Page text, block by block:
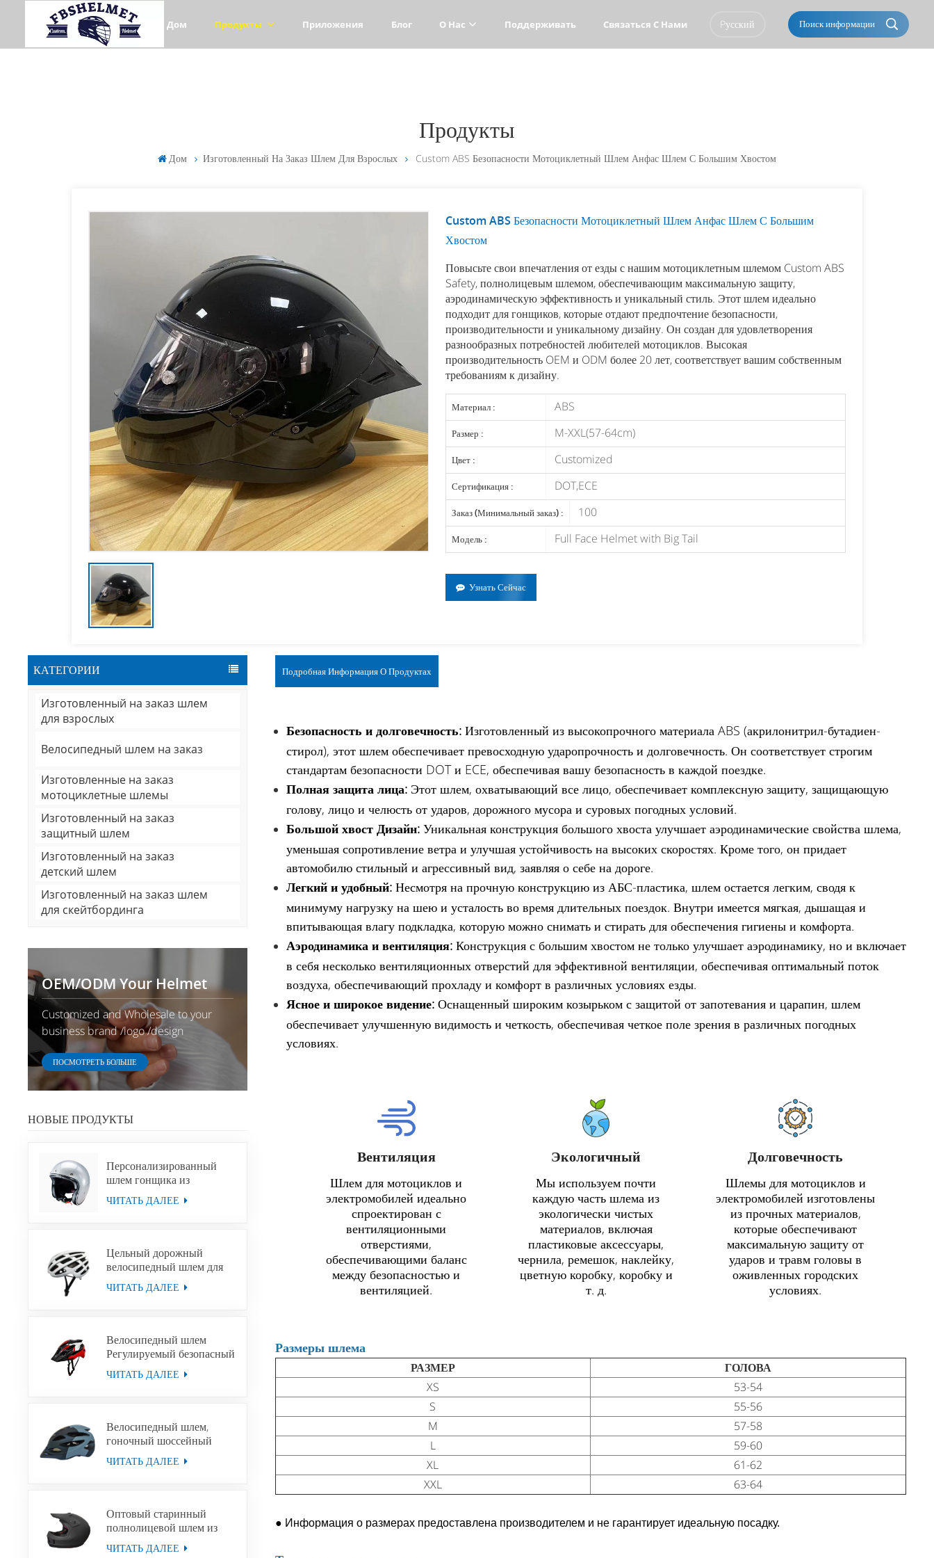
Дом Продукты Приложения Блог О Нас Поддерживать Связаться С Нами Pусский
čeština 한국의
Svenska Melayu
日本語 Nederlands
Поиск информации
Продукты
Дом Изготовленный На Заказ Шлем Для Взрослых Custom ABS Безопасности Мотоциклетный Шлем Анфас Шлем С Большим Хвостом
Custom ABS Безопасности Мотоциклетный Шлем Анфас Шлем С Большим
Хвостом
Повысьте свои впечатления от езды с нашим мотоциклетным шлемом Custom ABS
Safety, полнолицевым шлемом, обеспечивающим максимальную защиту,
аэродинамическую эффективность и уникальный стиль. Этот шлем идеально
подходит для гонщиков, которые отдают предпочтение безопасности,
производительности и уникальному дизайну. Он создан для удовлетворения
разнообразных потребностей любителей мотоциклов. Высокая
производительность OEM и ODM более 20 лет, соответствует вашим собственным
требованиям к дизайну.
Материал : ABS
Размер : M-XXL(57-64cm)
Цвет : Customized
Сертификация : DOT,ECE
Заказ (Минимальный заказ) : 100
Модель : Full Face Helmet with Big Tail
Узнать Сейчас
КАТЕГОРИИ
Изготовленный на заказ шлем
для взрослых
Велосипедный шлем на заказ
Изготовленные на заказ
мотоциклетные шлемы
Изготовленный на заказ
защитный шлем
Изготовленный на заказ
детский шлем
Изготовленный на заказ шлем
для скейтбординга
OEM/ODM Your Helmet
Customized and Wholesale to your
business brand /logo /design
ПОСМОТРЕТЬ БОЛЬШЕ
НОВЫЕ ПРОДУКТЫ
Персонализированный
шлем гонщика из
стекловолокна на заказ
ЧИТАТЬ ДАЛЕЕ
Цельный дорожный
велосипедный шлем для
взрослых, унисекс,
велосипедный шлем для
ЧИТАТЬ ДАЛЕЕ
Велосипедный шлем
Регулируемый безопасный
унисекс MTB
велосипедный скоростной
легкий велосипедный
шлем
ЧИТАТЬ ДАЛЕЕ
Велосипедный шлем,
гоночный шоссейный
велосипедный шлем для
мужчин и женщин,
ЧИТАТЬ ДАЛЕЕ
Оптовый старинный
полнолицевой шлем из
стекловолокна для
ЧИТАТЬ ДАЛЕЕ
Подробная Информация О Продуктах
Безопасность и долговечность: Изготовленный из высокопрочного материала ABS (акрилонитрил-бутадиен-
стирол), этот шлем обеспечивает превосходную ударопрочность и долговечность. Он соответствует строгим
стандартам безопасности DOT и ECE, обеспечивая вашу безопасность в каждой поездке.
Полная защита лица: Этот шлем, охватывающий все лицо, обеспечивает комплексную защиту, защищающую
голову, лицо и челюсть от ударов, дорожного мусора и суровых погодных условий.
Большой хвост Дизайн:Уникальная конструкция большого хвоста улучшает аэродинамические свойства шлема,
уменьшая сопротивление ветра и улучшая устойчивость на высоких скоростях. Кроме того, он придает
автомобилю стильный и агрессивный вид, заявляя о себе на дороге.
Легкий и удобный: Несмотря на прочную конструкцию из АБС-пластика, шлем остается легким, сводя к
минимуму нагрузку на шею и усталость во время длительных поездок. Внутри имеется мягкая, дышащая и
впитывающая влагу подкладка, которую можно снимать и стирать для обеспечения гигиены и комфорта.
Аэродинамика и вентиляция:Конструкция с большим хвостом не только улучшает аэродинамику, но и включает
в себя несколько вентиляционных отверстий для эффективной вентиляции, обеспечивая оптимальный поток
воздуха, обеспечивающий прохладу и комфорт в различных условиях езды.
Ясное и широкое видение:Оснащенный широким козырьком с защитой от запотевания и царапин, шлем
обеспечивает улучшенную видимость и четкость, обеспечивая четкое поле зрения в различных погодных
условиях.
Вентиляция
Шлем для мотоциклов и
электромобилей идеально
спроектирован с
вентиляционными
отверстиями,
обеспечивающими баланс
между безопасностью и
вентиляцией.
Экологичный
Мы используем почти
каждую часть шлема из
экологически чистых
материалов, включая
пластиковые аксессуары,
чернила, ремешок, наклейку,
цветную коробку, коробку и
т. д.
Долговечность
Шлемы для мотоциклов и
электромобилей изготовлены
из прочных материалов,
которые обеспечивают
максимальную защиту от
ударов и травм головы в
оживленных городских
условиях.
Размеры шлема
РАЗМЕР
ГОЛОВА
XS
53-54
S
55-56
M
57-58
L
59-60
XL
61-62
XXL
63-64
● Информация о размерах предоставлена производителем и не гарантирует идеальную посадку.